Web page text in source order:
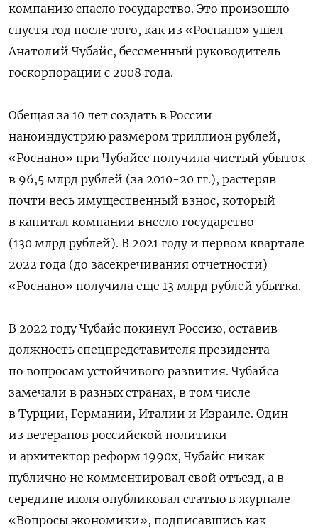
компанию спасло государство. Это произошло
спустя год после того, как из «Роснано» ушел
Анатолий Чубайс, бессменный руководитель
госкорпорации с 2008 года.
Обещая за 10 лет создать в России
наноиндустрию размером триллион рублей,
«Роснано» при Чубайсе получила чистый убыток
в 96,5 млрд рублей (за 2010-20 гг.), растеряв
почти весь имущественный взнос, который
в капитал компании внесло государство
(130 млрд рублей). В 2021 году и первом квартале
2022 года (до засекречивания отчетности)
«Роснано» получила еще 13 млрд рублей убытка.
В 2022 году Чубайс покинул Россию, оставив
должность спецпредставителя президента
по вопросам устойчивого развития. Чубайса
замечали в разных странах, в том числе
в Турции, Германии, Италии и Израиле. Один
из ветеранов российской политики
и архитектор реформ 1990х, Чубайс никак
публично не комментировал свой отъезд, а в
середине июля опубликовал статью в журнале
«Вопросы экономики», подписавшись как